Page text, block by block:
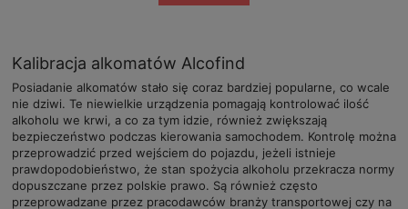
Kalibracja alkomatów Alcofind
Posiadanie alkomatów stało się coraz bardziej popularne, co wcale
nie dziwi. Te niewielkie urządzenia pomagają kontrolować ilość
alkoholu we krwi, a co za tym idzie, również zwiększają
bezpieczeństwo podczas kierowania samochodem. Kontrolę można
przeprowadzić przed wejściem do pojazdu, jeżeli istnieje
prawdopodobieństwo, że stan spożycia alkoholu przekracza normy
dopuszczane przez polskie prawo. Są również często
przeprowadzane przez pracodawców branży transportowej czy na